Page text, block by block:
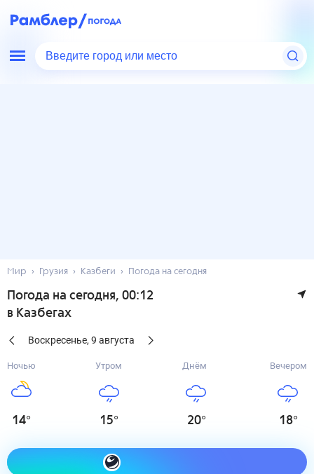
Введите город или место
Мир Грузия Казбеги Погода на сегодня
Погода на сегодня, 00:12
в Казбегах
Воскресенье, 9 августа
Ночью
14°
Утром
15°
Днём
20°
Вечером
18°
Как одеться сегодня